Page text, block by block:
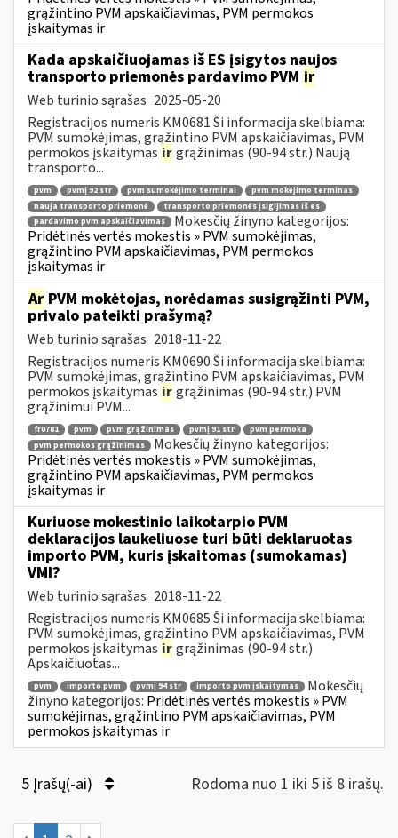
grąžintino PVM apskaičiavimas, PVM permokos
įskaitymas ir
Kada apskaičiuojamas iš ES įsigytos naujos
transporto priemonės pardavimo PVM ir
Web turinio sąrašas 2025-05-20
Registracijos numeris KM0681 Ši informacija skelbiama:
PVM sumokėjimas, grąžintino PVM apskaičiavimas, PVM
permokos įskaitymas irgrąžinimas (90-94 str.) Naują
transporto...
pvm pvmį 92 str pvm sumokėjimo terminai
pvm mokėjimo terminas
nauja transporto priemonė
transporto priemonės įsigijimas iš es
pardavimo pvm apskaičiavimas
Mokesčių žinyno kategorijos:
Pridėtinės vertės mokestis » PVM sumokėjimas,
grąžintino PVM apskaičiavimas, PVM permokos
įskaitymas ir
Ar PVM mokėtojas, norėdamas susigrąžinti PVM,
privalo pateikti prašymą?
Web turinio sąrašas 2018-11-22
Registracijos numeris KM0690 Ši informacija skelbiama:
PVM sumokėjimas, grąžintino PVM apskaičiavimas, PVM
permokos įskaitymas irgrąžinimas (90-94 str.) PVM
grąžinimui PVM...
fr0781 pvm pvm grąžinimas pvmį 91 str
pvm permoka
pvm permokos grąžinimas
Mokesčių žinyno kategorijos:
Pridėtinės vertės mokestis » PVM sumokėjimas,
grąžintino PVM apskaičiavimas, PVM permokos
įskaitymas ir
Kuriuose mokestinio laikotarpio PVM
deklaracijos laukeliuose turi būti deklaruotas
importo PVM, kuris įskaitomas (sumokamas)
VMI?
Web turinio sąrašas 2018-11-22
Registracijos numeris KM0685 Ši informacija skelbiama:
PVM sumokėjimas, grąžintino PVM apskaičiavimas, PVM
permokos įskaitymas irgrąžinimas (90-94 str.)
Apskaičiuotas...
pvm importo pvm pvmį 94 str importo pvm įskaitymas
Mokesčių
žinyno kategorijos: Pridėtinės vertės mokestis » PVM
sumokėjimas, grąžintino PVM apskaičiavimas, PVM
permokos įskaitymas ir
5 Įrašų(-ai) Rodoma nuo 1 iki 5 iš 8 irašų.